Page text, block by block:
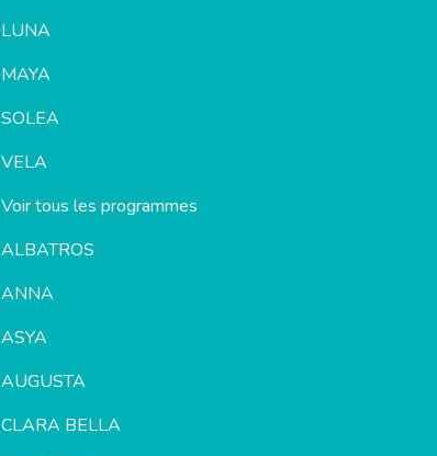
LUNA
MAYA
SOLEA
VELA
Voir tous les programmes
ALBATROS
ANNA
ASYA
AUGUSTA
CLARA BELLA